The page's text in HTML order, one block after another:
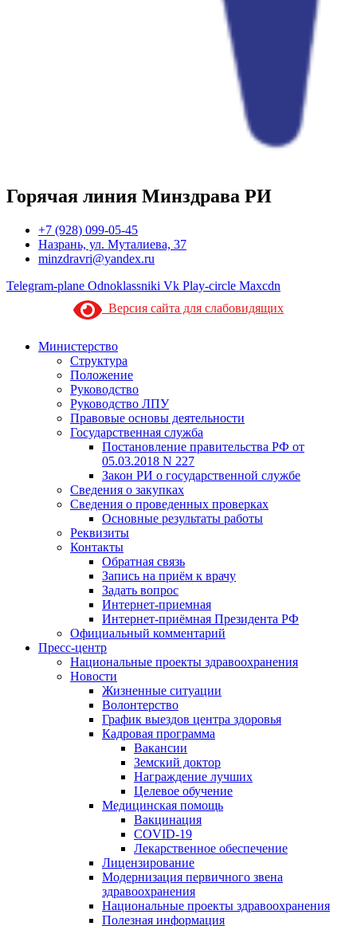
Горячая линия Минздрава РИ
+7 (928) 099-05-45
Назрань, ул. Муталиева, 37
minzdravri@yandex.ru
Telegram-plane Odnoklassniki Vk Play-circle Maxcdn
Версия сайта для слабовидящих
Министерство
Структура
Положение
Руководство
Руководство ЛПУ
Правовые основы деятельности
Государственная служба
Постановление правительства РФ от
05.03.2018 N 227
Закон РИ о государственной службе
Сведения о закупках
Сведения о проведенных проверках
Основные результаты работы
Реквизиты
Контакты
Обратная связь
Запись на приём к врачу
Задать вопрос
Интернет-приемная
Интернет-приёмная Президента РФ
Официальный комментарий
Пресс-центр
Национальные проекты здравоохранения
Новости
Жизненные ситуации
Волонтерство
График выездов центра здоровья
Кадровая программа
Вакансии
Земский доктор
Награждение лучших
Целевое обучение
Медицинская помощь
Вакцинация
COVID-19
Лекарственное обеспечение
Лицензирование
Модернизация первичного звена
здравоохранения
Национальные проекты здравоохранения
Полезная информация